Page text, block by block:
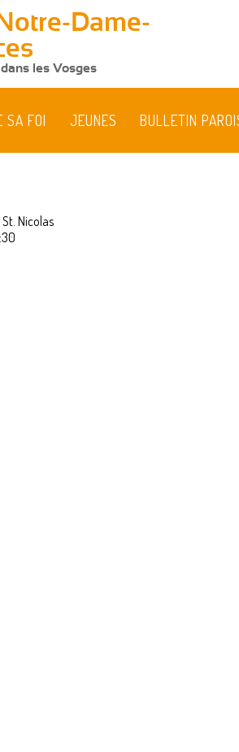
Dame-
les Vosges
SA FOI JEUNES BULLETIN
Nicolas